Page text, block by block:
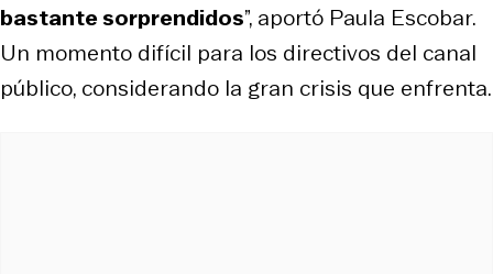
bastante sorprendidos”, aportó Paula Escobar.
Un momento difícil para los directivos del canal
público, considerando la gran crisis que enfrenta.